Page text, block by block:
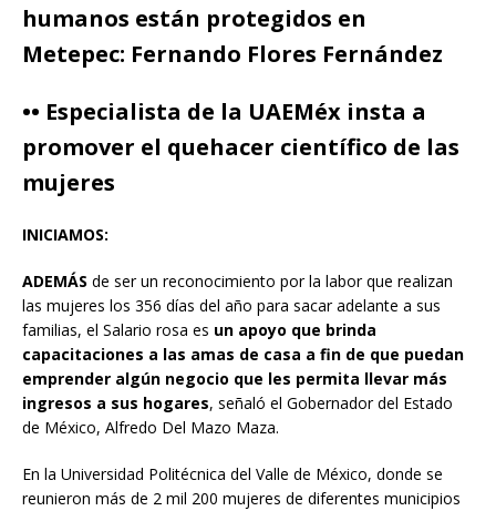
humanos están protegidos en
Metepec: Fernando Flores Fernández
•• Especialista de la UAEMéx insta a
promover el quehacer científico de las
mujeres
INICIAMOS:
ADEMÁS de ser un reconocimiento por la labor que realizan
las mujeres los 356 días del año para sacar adelante a sus
familias, el Salario rosa es un apoyo que brinda
capacitaciones a las amas de casa a fin de que puedan
emprender algún negocio que les permita llevar más
ingresos a sus hogares, señaló el Gobernador del Estado
de México, Alfredo Del Mazo Maza.
En la Universidad Politécnica del Valle de México, donde se
reunieron más de 2 mil 200 mujeres de diferentes municipios